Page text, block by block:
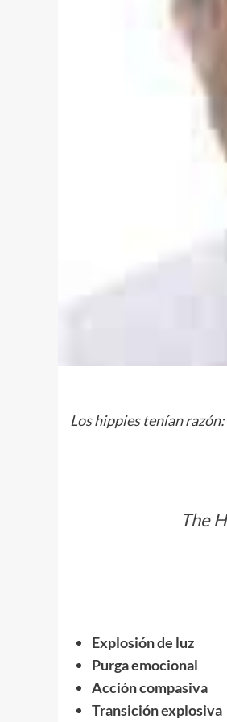
Los hippies tenían
The
Explosión de luz
Purga emocional
Acción compasiva
Transición explosiva